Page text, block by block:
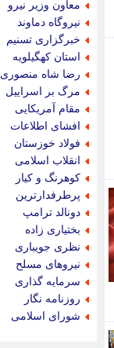
معاون وزیر نیرو
نیروگاه دماوند
خبرگزاری تسنیم
استان کهگیلویه
رضا شاه منصوری
مرگ بر اسراییل
مقام آمریکایی
افشای اطلاعات
فولاد خوزستان
انقلاب اسلامی
کوهرنگ و کیار
پرطرفدارترین
دونالد ترامپ
بختیاری زاده
نظری جویباری
نیروهای مسلح
سرمایه گذاری
روزنامه نگار
شورای اسلامی